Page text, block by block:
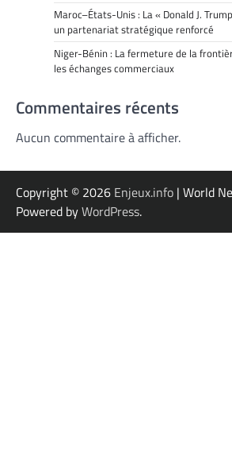
Maroc–États-Unis : La « Donald J.
un partenariat stratégique renforcé
Niger-Bénin : La fermeture de la
les échanges commerciaux
Commentaires récents
Aucun commentaire à afficher.
Copyright © 2026 Enjeux.info | World
Powered byWordPress.